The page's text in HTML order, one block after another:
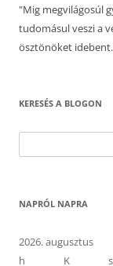
"Mig megvilágosúl
tudomásul veszi a
ösztönöket
KERESÉS A BLOGON
NAPRÓL NAPRA
2026. augusztus
h
K s